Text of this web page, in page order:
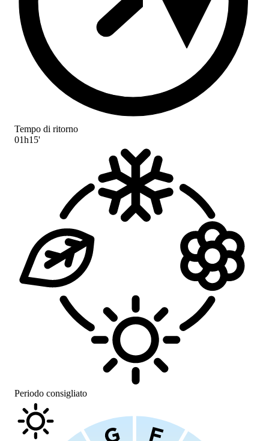
Tempo di ritorno
01h15'
Periodo consigliato